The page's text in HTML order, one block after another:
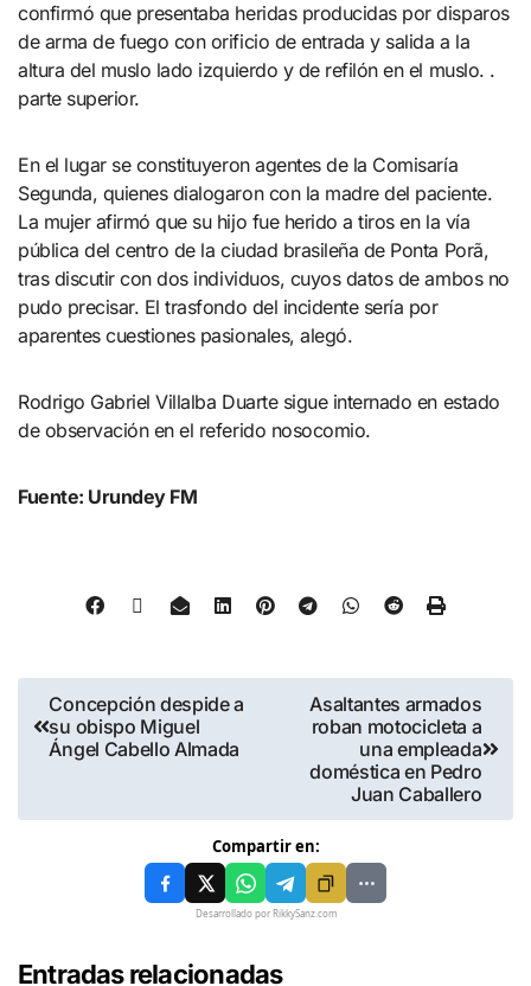
confirmó que presentaba heridas producidas por disparos
de arma de fuego con orificio de entrada y salida a la
altura del muslo lado izquierdo y de refilón en el muslo. .
parte superior.
En el lugar se constituyeron agentes de la Comisaría
Segunda, quienes dialogaron con la madre del paciente.
La mujer afirmó que su hijo fue herido a tiros en la vía
pública del centro de la ciudad brasileña de Ponta Porã,
tras discutir con dos individuos, cuyos datos de ambos no
pudo precisar. El trasfondo del incidente sería por
aparentes cuestiones pasionales, alegó.
Rodrigo Gabriel Villalba Duarte sigue internado en estado
de observación en el referido nosocomio.
Fuente: Urundey FM
Concepción despide a
su obispo Miguel
Ángel Cabello Almada
Asaltantes armados
roban motocicleta a
una empleada
doméstica en Pedro
Juan Caballero
Compartir en:
Desarrollado por RikkySanz.com
Entradas relacionadas